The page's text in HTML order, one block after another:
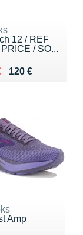
12 / REF
/ SO...
120 €
de 120 €
106 €
Amp